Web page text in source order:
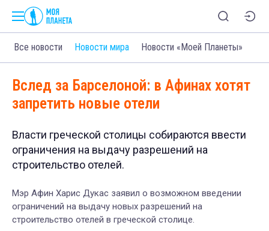
Все новости Новости мира Новости «Моей Планеты»
Вслед за Барселоной: в Афинах хотят
запретить новые отели
Власти греческой столицы собираются ввести
ограничения на выдачу разрешений на
строительство отелей.
Мэр Афин Харис Дукас заявил о возможном введении
ограничений на выдачу новых разрешений на
строительство отелей в греческой столице.